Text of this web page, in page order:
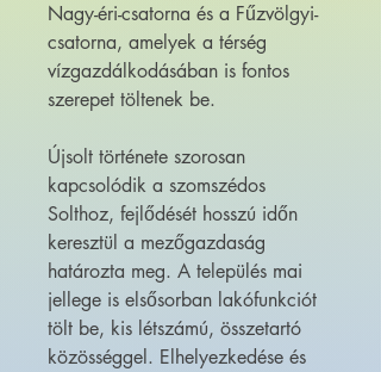
Nagy-éri-csatorna és a Fűzvölgyi-
csatorna, amelyek a térség
vízgazdálkodásában is fontos
szerepet töltenek be.
Újsolt története szorosan
kapcsolódik a szomszédos
Solthoz, fejlődését hosszú időn
keresztül a mezőgazdaság
határozta meg. A település mai
jellege is elsősorban lakófunkciót
tölt be, kis létszámú, összetartó
közösséggel. Elhelyezkedése és